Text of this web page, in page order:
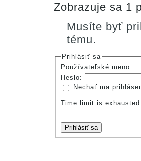
Zobrazuje sa 1
Musíte byť
tému.
Prihlásiť sa
Používateľské meno:
Heslo:
Nechať ma
Time limit is
Prihlásiť sa